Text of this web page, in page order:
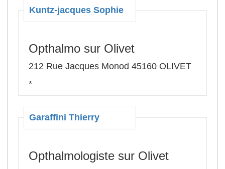
Kuntz-jacques Sophie
Opthalmo sur Olivet
212 Rue Jacques Monod 45160 OLIVET
*
Garaffini Thierry
Opthalmologiste sur Olivet